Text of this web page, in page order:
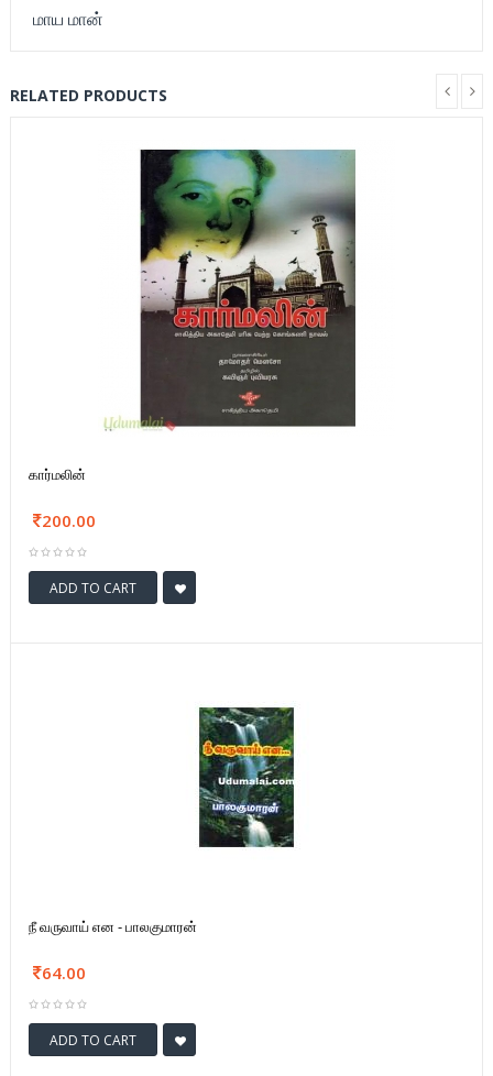
மாய மான்
RELATED PRODUCTS
கார்மலின்
200.00
ADD TO CART
நீ வருவாய் என - பாலகுமாரன்
64.00
ADD TO CART